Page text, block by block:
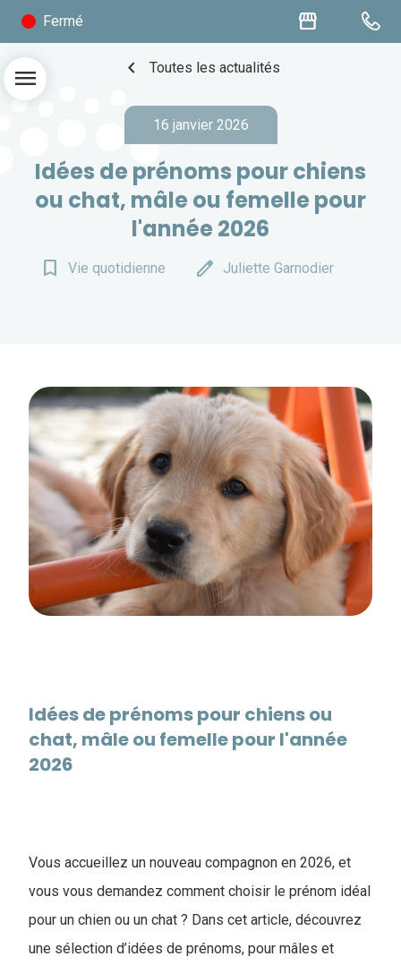
Fermé storefront
menu chevron_left Toutes les actualités
16 janvier 2026
Idées de prénoms pour chiens
ou chat, mâle ou femelle pour
l'année 2026
bookmark_border Vie quotidienne edit Juliette Garnodier
Idées de prénoms pour chiens ou
chat, mâle ou femelle pour l'année
2026
Vous accueillez un nouveau compagnon en 2026, et
vous vous demandez comment choisir le prénom idéal
pour un chien ou un chat ? Dans cet article, découvrez
une sélection d’idées de prénoms, pour mâles et